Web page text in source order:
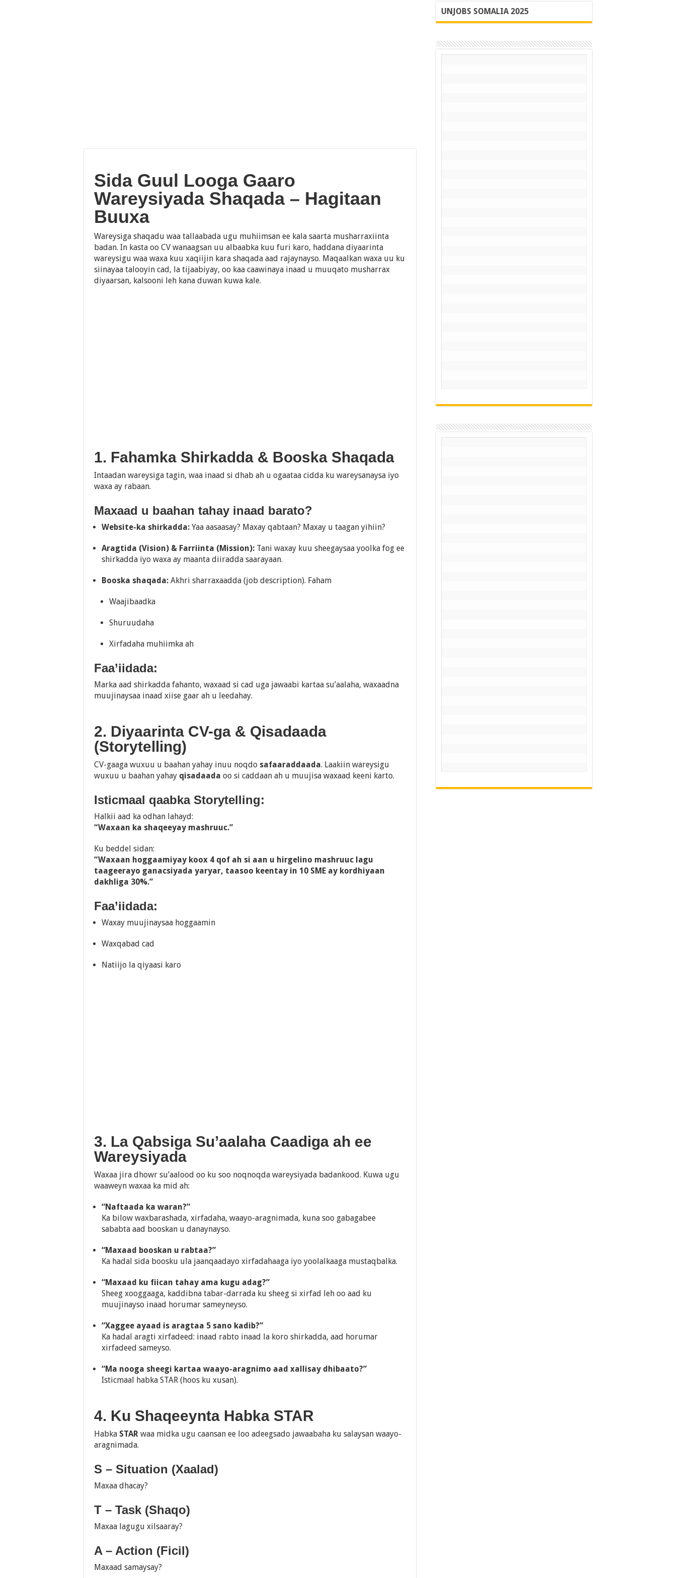
Sida Guul Looga Gaaro
Wareysiyada Shaqada – Hagitaan
Buuxa
Wareysiga shaqadu waa tallaabada ugu muhiimsan ee kala saarta musharraxiinta
badan. In kasta oo CV wanaagsan uu albaabka kuu furi karo, haddana diyaarinta
wareysigu waa waxa kuu xaqiijin kara shaqada aad rajaynayso. Maqaalkan waxa uu ku
siinayaa talooyin cad, la tijaabiyay, oo kaa caawinaya inaad u muuqato musharrax
diyaarsan, kalsooni leh kana duwan kuwa kale.
1. Fahamka Shirkadda & Booska Shaqada
Intaadan wareysiga tagin, waa inaad si dhab ah u ogaataa cidda ku wareysanaysa iyo
waxa ay rabaan.
Maxaad u baahan tahay inaad barato?
Website-ka shirkadda: Yaa aasaasay? Maxay qabtaan? Maxay u taagan yihiin?
Aragtida (Vision) & Farriinta (Mission): Tani waxay kuu sheegaysaa yoolka fog ee
shirkadda iyo waxa ay maanta diiradda saarayaan.
Booska shaqada: Akhri sharraxaadda (job description). Faham
Waajibaadka
Shuruudaha
Xirfadaha muhiimka ah
Faa’iidada:
Marka aad shirkadda fahanto, waxaad si cad uga jawaabi kartaa su’aalaha, waxaadna
muujinaysaa inaad xiise gaar ah u leedahay.
2. Diyaarinta CV-ga & Qisadaada
(Storytelling)
CV-gaaga wuxuu u baahan yahay inuu noqdo safaaraddaada. Laakiin wareysigu
wuxuu u baahan yahay qisadaada oo si caddaan ah u muujisa waxaad keeni karto.
Isticmaal qaabka Storytelling:
Halkii aad ka odhan lahayd:
“Waxaan ka shaqeeyay mashruuc.”
Ku beddel sidan:
“Waxaan hoggaamiyay koox 4 qof ah si aan u hirgelino mashruuc lagu
taageerayo ganacsiyada yaryar, taasoo keentay in 10 SME ay kordhiyaan
dakhliga 30%.”
Faa’iidada:
Waxay muujinaysaa hoggaamin
Waxqabad cad
Natiijo la qiyaasi karo
3. La Qabsiga Su’aalaha Caadiga ah ee
Wareysiyada
Waxaa jira dhowr su’aalood oo ku soo noqnoqda wareysiyada badankood. Kuwa ugu
waaweyn waxaa ka mid ah:
“Naftaada ka waran?”
Ka bilow waxbarashada, xirfadaha, waayo-aragnimada, kuna soo gabagabee
sababta aad booskan u danaynayso.
“Maxaad booskan u rabtaa?”
Ka hadal sida boosku ula jaanqaadayo xirfadahaaga iyo yoolalkaaga mustaqbalka.
“Maxaad ku fiican tahay ama kugu adag?”
Sheeg xooggaaga, kaddibna tabar-darrada ku sheeg si xirfad leh oo aad ku
muujinayso inaad horumar sameyneyso.
“Xaggee ayaad is aragtaa 5 sano kadib?”
Ka hadal aragti xirfadeed: inaad rabto inaad la koro shirkadda, aad horumar
xirfadeed sameyso.
“Ma nooga sheegi kartaa waayo-aragnimo aad xallisay dhibaato?”
Isticmaal habka STAR (hoos ku xusan).
4. Ku Shaqeeynta Habka STAR
Habka STAR waa midka ugu caansan ee loo adeegsado jawaabaha ku salaysan waayo-
aragnimada.
S – Situation (Xaalad)
Maxaa dhacay?
T – Task (Shaqo)
Maxaa lagugu xilsaaray?
A – Action (Ficil)
Maxaad samaysay?
UNJOBS SOMALIA 2025